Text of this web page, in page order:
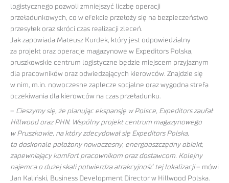
logistycznego pozwoli zmniejszyć liczbę operacji
przeładunkowych, co w efekcie przełoży się na bezpieczeństwo
przesyłek oraz skróci czas realizacji zleceń.
Jak zapowiada Mateusz Kurdek, który jest odpowiedzialny
za projekt oraz operacje magazynowe w Expeditors Polska,
pruszkowskie centrum logistyczne będzie miejscem przyjaznym
dla pracowników oraz odwiedzających kierowców. Znajdzie się
w nim, m.in. nowoczesne zaplecze socjalne oraz wygodna strefa
oczekiwania dla kierowców na czas przeładunku.
– Cieszymy się, że planując ekspansję w Polsce, Expeditors zaufał
Hillwood oraz PHN. Wspólny projekt centrum magazynowego
w Pruszkowie, na który zdecydował się Expeditors Polska,
to doskonale położony nowoczesny, energooszczędny obiekt,
zapewniający komfort pracownikom oraz dostawcom. Kolejny
najemca o dużej skali potwierdza atrakcyjność tej lokalizacji– mówi
Jan Kaliński, Business Development Director w Hillwood Polska.